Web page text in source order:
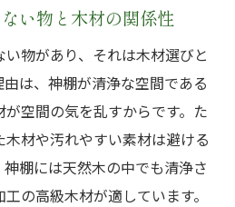
い物と木材の関係性
物があり、それは木材選びと
は、神棚が清浄な空間である
空間の気を乱すからです。た
材や汚れやすい素材は避ける
棚には天然木の中でも清浄さ
の高級木材が適しています。